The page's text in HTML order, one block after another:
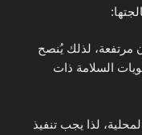
مرتفعة، لذلك يُنصح
السلامة ذات
لذا يجب تنفيذ